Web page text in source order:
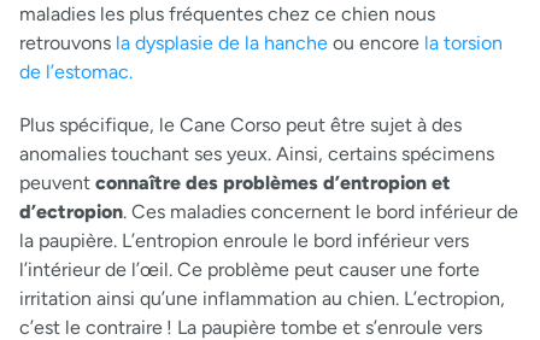
maladies les plus fréquentes chez ce chien nous
retrouvons la dysplasie de la hanche ou encore la torsion
de l’estomac.
Plus spécifique, le Cane Corso peut être sujet à des
anomalies touchant ses yeux. Ainsi, certains spécimens
peuvent connaître des problèmes d’entropion et
d’ectropion. Ces maladies concernent le bord inférieur de
la paupière. L’entropion enroule le bord inférieur vers
l’intérieur de l’œil. Ce problème peut causer une forte
irritation ainsi qu’une inflammation au chien. L’ectropion,
c’est le contraire ! La paupière tombe et s’enroule vers